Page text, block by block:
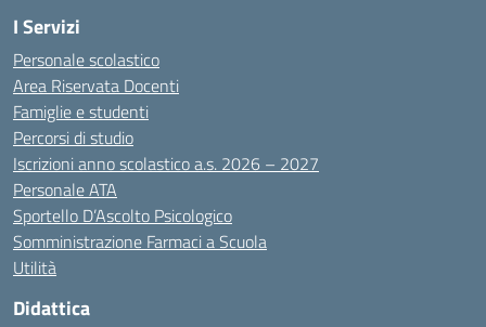
I Servizi
Personale scolastico
Area Riservata Docenti
Famiglie e studenti
Percorsi di studio
Iscrizioni anno scolastico a.s. 2026 – 2027
Personale ATA
Sportello D’Ascolto Psicologico
Somministrazione Farmaci a Scuola
Utilità
Didattica